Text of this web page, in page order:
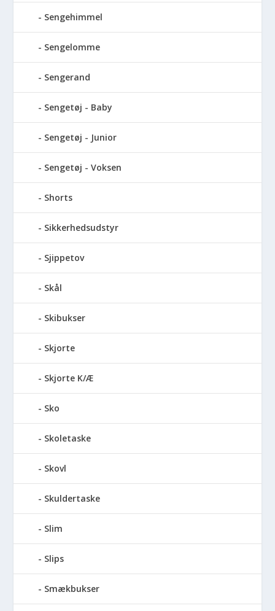
Sengehimmel
Sengelomme
Sengerand
Sengetøj - Baby
Sengetøj - Junior
Sengetøj - Voksen
Shorts
Sikkerhedsudstyr
Sjippetov
Skål
Skibukser
Skjorte
Skjorte K/Æ
Sko
Skoletaske
Skovl
Skuldertaske
Slim
Slips
Smækbukser